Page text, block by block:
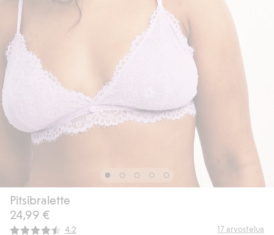
Pitsibralette
24,99 €
Keskimääräinen luokitus:
4.2 17arvostelua